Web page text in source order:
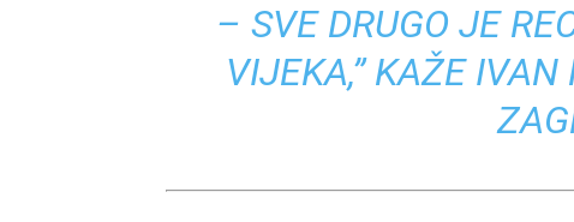
– SVE DRUGO JE
VIJEKA,” KAŽE